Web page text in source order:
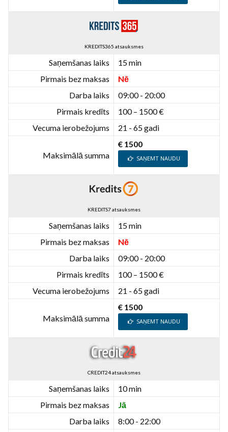
KREDITS365 atsauksmes
Saņemšanas laiks
15 min
Pirmais bez maksas
Nē
Darba laiks
09:00 - 20:00
Pirmais kredīts
100 – 1500 €
Vecuma ierobežojums
21 - 65 gadi
Maksimālā summa
€ 1500
SAŅEMT NAUDU
KREDITS7 atsauksmes
Saņemšanas laiks
15 min
Pirmais bez maksas
Nē
Darba laiks
09:00 - 20:00
Pirmais kredīts
100 – 1500 €
Vecuma ierobežojums
21 - 65 gadi
Maksimālā summa
€ 1500
SAŅEMT NAUDU
CREDIT24 atsauksmes
Saņemšanas laiks
10 min
Pirmais bez maksas
Jā
Darba laiks
8:00 - 22:00